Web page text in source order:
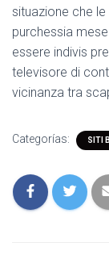
situazione che
purchessia
essere indivis
televisore di
vicinanza tra
Categorías: SITI